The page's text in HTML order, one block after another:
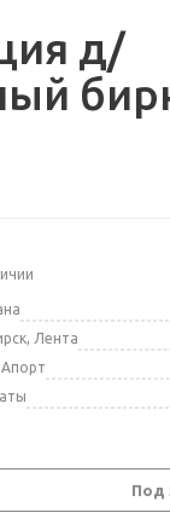
д/
Лента
Под